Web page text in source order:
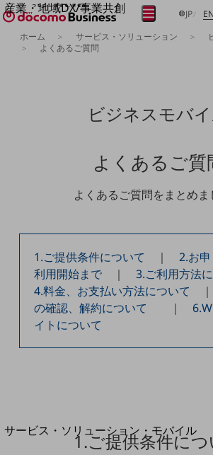
産業・地域DX/事業共創
OPEN HUB for Plural Futures
自律・分散・協調型社会の実現を目指し、
プレイヤー(カタリスト/パートナー企業)
産業・地域DXプラットフォーマーとして
Smart Education
Smart Industry
Smart Worksite
生成AI(Generative AI)
地域の取り組み
地域社会を支える皆さまと地域課題の解決や
地域経済のさらなる活性化に取り組みます
LGPF(Local Government Platform)
サービス・ソリューション・モバイル
サービス・ソリューションTOP
JP日本語
EN
メニュー
開く
ホーム サービス・ソリューション
よくあるご質問
ビジネスモバ
よくあるご質
よくあるご質問をまとめま
1.ご提供条件について ｜2.お
利用開始まで ｜3.ご利用方法
4.料金、お支払い方法について
の確認、解約について
｜
イトについて
1.ご提供条件につ